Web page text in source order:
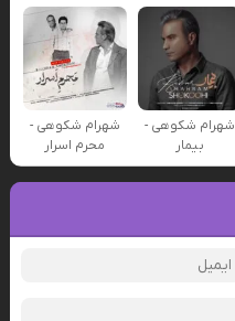
شهرام شکوهی -
بیمار
شهرام شکوهی -
محرم اسرار